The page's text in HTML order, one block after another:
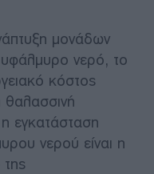
μονάδων
νερό, το
κόστος
θαλασσινή
εγκατάσταση
νερού είναι η